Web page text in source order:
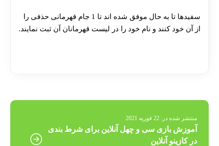
سفیدها تا به حال موفق شده اند تا 1 جام قهرمانی حذفی را
از آن خود کنند و نام خود را در لیست قهرمانان آن ثبت نمایند.
منتشر شده در: 22 فوریه 2021
آموزش بازی سی و چهل آنلاین برای شرط بندی
در کازینو آنلاین